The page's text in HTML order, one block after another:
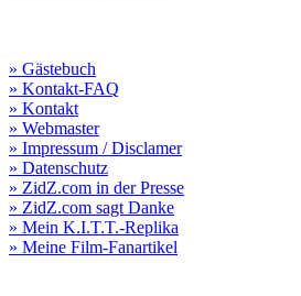
» Gästebuch
» Kontakt-FAQ
» Kontakt
» Webmaster
» Impressum / Disclamer
» Datenschutz
» ZidZ.com in der Presse
» ZidZ.com sagt Danke
» Mein K.I.T.T.-Replika
» Meine Film-Fanartikel